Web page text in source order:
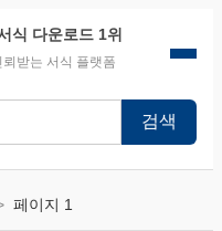
식 다운로드 1위
받는 서식 플랫폼
검색
페이지 1